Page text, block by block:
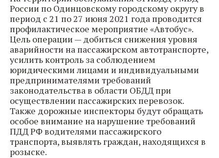
России по Одинцовскому городскому округу в
период с 21 по 27 июня 2021 года проводится
профилактическое мероприятие «Автобус».
Цель операции — добиться снижения уровня
аварийности на пассажирском автотранспорте,
усилить контроль за соблюдением
юридическими лицами и индивидуальными
предпринимателями требований
законодательства в области ОБДД при
осуществлении пассажирских перевозок.
Также дорожные инспекторы будут обращать
особое внимание на нарушение требований
ПДД РФ водителями пассажирского
транспорта, выявлять граждан, находящихся в
розыске.